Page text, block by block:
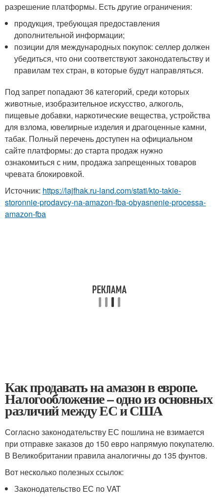
разрешение платформы. Есть другие ограничения:
продукция, требующая предоставления
дополнительной информации;
позиции для международных покупок: селлер должен
убедиться, что они соответствуют законодательству и
правилам тех стран, в которые будут направляться.
Под запрет попадают 36 категорий, среди которых
животные, изобразительное искусство, алкоголь,
пищевые добавки, наркотические вещества, устройства
для взлома, ювелирные изделия и драгоценные камни,
табак. Полный перечень доступен на официальном
сайте платформы: до старта продаж нужно
ознакомиться с ним, продажа запрещенных товаров
чревата блокировкой.
Источник: https://lajfhak.ru-land.com/stati/kto-takie-
storonnie-prodavcy-na-amazon-fba-obyasnenie-processa-
amazon-fba
Как продавать на амазон в европе.
Налогообложение – одно из основных
различий между ЕС и США
Согласно законодательству ЕС пошлина не взимается
при отправке заказов до 150 евро напрямую покупателю.
В Великобритании правила аналогичны до 135 фунтов.
Вот несколько полезных ссылок:
Законодательство ЕС по VAT